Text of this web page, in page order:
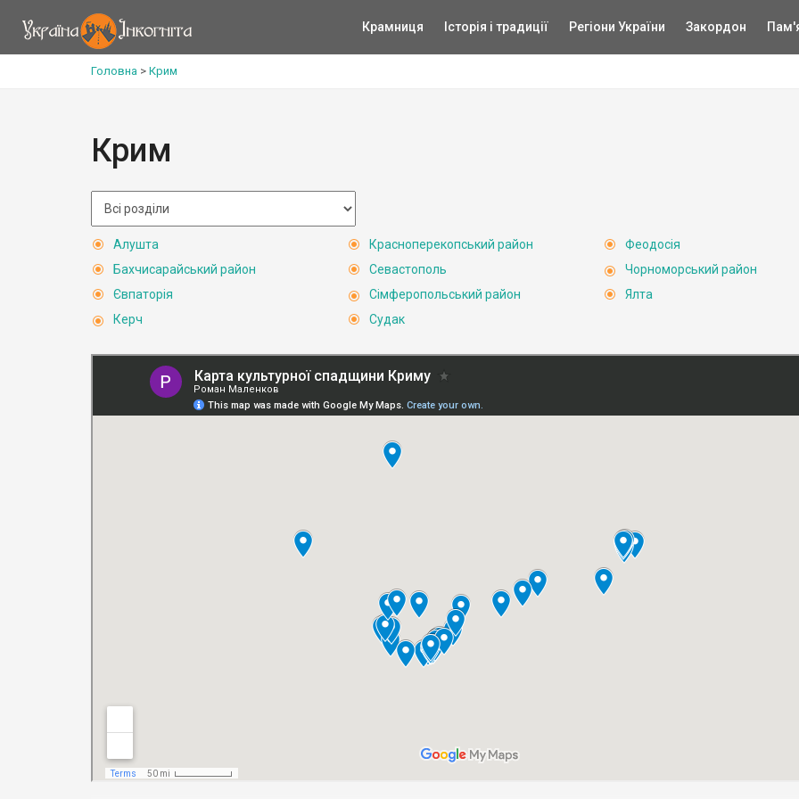
Крамниця Історія і традиції Регіони України Закордон
Головна > Крим
Крим
Алушта
Бахчисарайський район
Євпаторія
Керч
Красноперекопський район
Севастополь
Сімферопольський район
Судак
Феодосія
Чорноморський район
Ялта